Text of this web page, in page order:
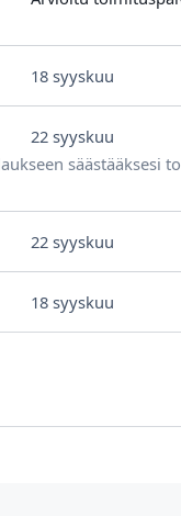
18 syyskuu
22 syyskuu
säästääksesi
22 syyskuu
18 syyskuu